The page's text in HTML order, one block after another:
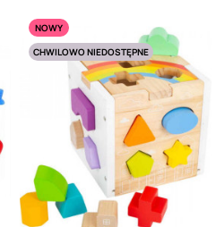
NOWY
CHWILOWO NIEDOSTĘPNE